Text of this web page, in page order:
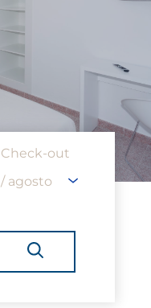
Check-out
/ agosto